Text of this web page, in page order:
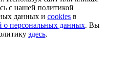
с нашей политикой
данных и cookies в
о персональных данных. Вы
здесь.